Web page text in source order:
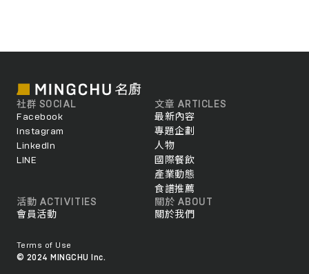
社群 SOCIAL
Facebook
Instagram
LinkedIn
LINE
文章 ARTICLES
最新內容
專題企劃
人物
國際餐飲
產業動態
食譜推薦
活動 ACTIVITIES
會員活動
關於 ABOUT
關於我們
Terms of Use
© 2024 MINGCHU Inc.